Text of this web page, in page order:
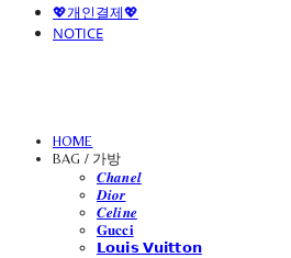
💖개인결제💖
NOTICE
HOME
BAG / 가방
𝑪𝒉𝒂𝒏𝒆𝒍
𝑫𝒊𝒐𝒓
𝑪𝒆𝒍𝒊𝒏𝒆
𝐆𝐮𝐜𝐜𝐢
𝗟𝗼𝘂𝗶𝘀 𝗩𝘂𝗶𝘁𝘁𝗼𝗻